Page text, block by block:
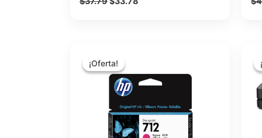
¡Oferta!
¡Oferta!
original
era:
$37.57.
es: